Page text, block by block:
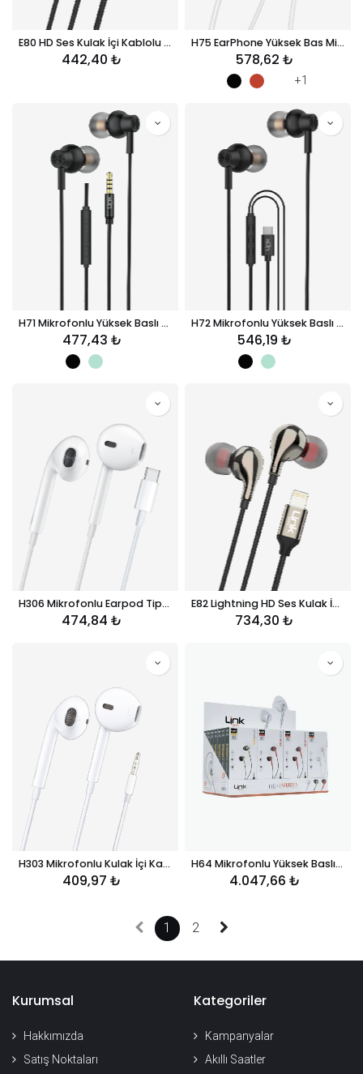
E80 HD Ses Kulak İçi Kablolu Kulaklık
442,40 ₺
H75 EarPhone Yüksek Bas Mikrofonlu Tip-C Kulak İçi Kablolu Kulaklık
578,62 ₺
+1
H71 Mikrofonlu Yüksek Baslı Metal Kulak İçi Kablolu Kulaklık
477,43 ₺
H72 Mikrofonlu Yüksek Baslı Kulak İçi Tip-C Kablolu Kulaklık
546,19 ₺
H306 Mikrofonlu Earpod Tip-C Kablolu Kulaklık
474,84 ₺
E82 Lightning HD Ses Kulak İçi Kablolu Kulaklık
734,30 ₺
H303 Mikrofonlu Kulak İçi Kablolu Earpod
409,97 ₺
H64 Mikrofonlu Yüksek Baslı Kulak İçi Kablolu Kulaklık 20'li Paket
4.047,66 ₺
1 2
Kurumsal
Hakkımızda
Satış Noktaları
Kategoriler
Kampanyalar
Akıllı Saatler